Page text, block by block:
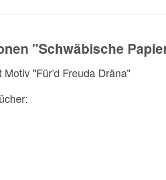
"Schwäbische
"Für'd Freuda Dräna"